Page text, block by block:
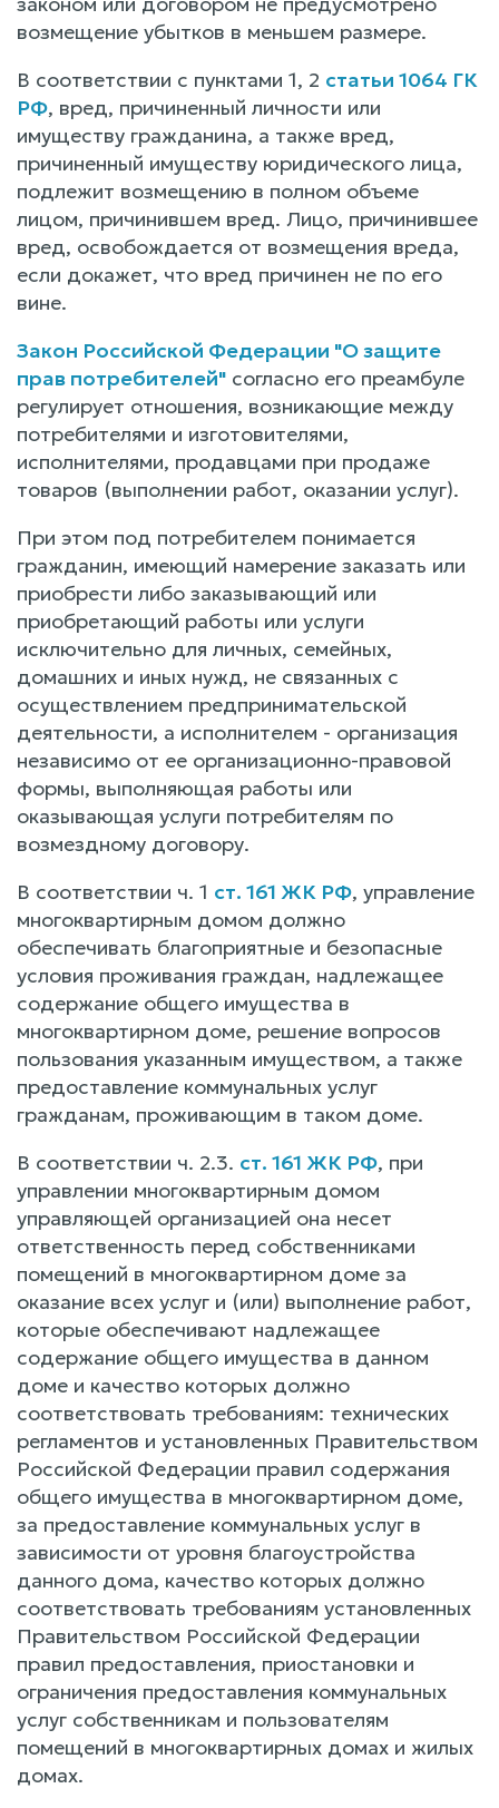
возмещение убытков в меньшем размере.
В соответствии с пунктами 1, 2 статьи 1064 ГК
РФ, вред, причиненный личности или
имуществу гражданина, а также вред,
причиненный имуществу юридического лица,
подлежит возмещению в полном объеме
лицом, причинившем вред. Лицо, причинившее
вред, освобождается от возмещения вреда,
если докажет, что вред причинен не по его
вине.
Закон Российской Федерации "О защите
прав потребителей" согласно его преамбуле
регулирует отношения, возникающие между
потребителями и изготовителями,
исполнителями, продавцами при продаже
товаров (выполнении работ, оказании услуг).
При этом под потребителем понимается
гражданин, имеющий намерение заказать или
приобрести либо заказывающий или
приобретающий работы или услуги
исключительно для личных, семейных,
домашних и иных нужд, не связанных с
осуществлением предпринимательской
деятельности, а исполнителем - организация
независимо от ее организационно-правовой
формы, выполняющая работы или
оказывающая услуги потребителям по
возмездному договору.
В соответствии ч. 1 ст. 161 ЖК РФ, управление
многоквартирным домом должно
обеспечивать благоприятные и безопасные
условия проживания граждан, надлежащее
содержание общего имущества в
многоквартирном доме, решение вопросов
пользования указанным имуществом, а также
предоставление коммунальных услуг
гражданам, проживающим в таком доме.
В соответствии ч. 2.3. ст. 161 ЖК РФ, при
управлении многоквартирным домом
управляющей организацией она несет
ответственность перед собственниками
помещений в многоквартирном доме за
оказание всех услуг и (или) выполнение работ,
которые обеспечивают надлежащее
содержание общего имущества в данном
доме и качество которых должно
соответствовать требованиям: технических
регламентов и установленных Правительством
Российской Федерации правил содержания
общего имущества в многоквартирном доме,
за предоставление коммунальных услуг в
зависимости от уровня благоустройства
данного дома, качество которых должно
соответствовать требованиям установленных
Правительством Российской Федерации
правил предоставления, приостановки и
ограничения предоставления коммунальных
услуг собственникам и пользователям
помещений в многоквартирных домах и жилых
домах.